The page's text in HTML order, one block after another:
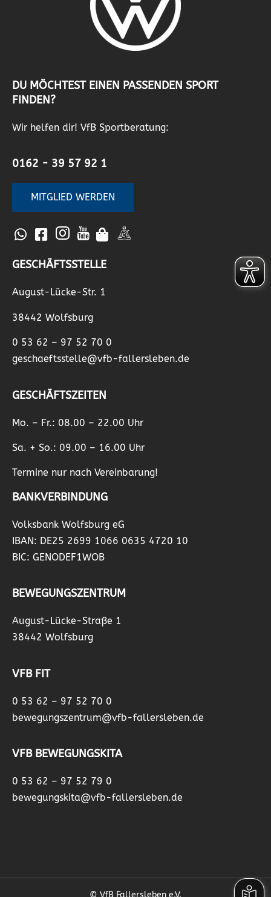
DU MÖCHTEST EINEN PASSENDEN SPORT
FINDEN?
Wir helfen dir! VfB Sportberatung:
0162 - 39 57 92 1
MITGLIED WERDEN
GESCHÄFTSSTELLE
August-Lücke-Str. 1
38442 Wolfsburg
0 53 62 – 97 52 70 0
geschaeftsstelle@vfb-fallersleben.de
GESCHÄFTSZEITEN
Mo. – Fr.: 08.00 – 22.00 Uhr
Sa. + So.: 09.00 – 16.00 Uhr
Termine nur nach Vereinbarung!
BANKVERBINDUNG
Volksbank Wolfsburg eG
IBAN: DE25 2699 1066 0635 4720 10
BIC: GENODEF1WOB
BEWEGUNGSZENTRUM
August-Lücke-Straße 1
38442 Wolfsburg
VFB FIT
0 53 62 – 97 52 70 0
bewegungszentrum@vfb-fallersleben.de
VFB BEWEGUNGSKITA
0 53 62 – 97 52 79 0
bewegungskita@vfb-fallersleben.de